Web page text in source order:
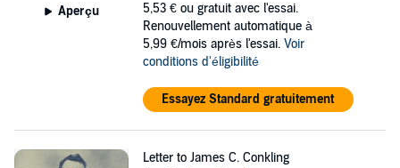
Aperçu 5,53 € ou gratuit avec l'essai.
Renouvellement automatique à
5,99 €/mois après l'essai. Voir
conditions d'éligibilité
Essayez Standard gratuitement
Letter to James C. Conkling